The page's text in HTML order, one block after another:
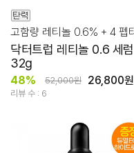
닥터트럽 레티놀 0.6 세럼
32g
48% 52,000원 26,800원
리뷰 수 : 6